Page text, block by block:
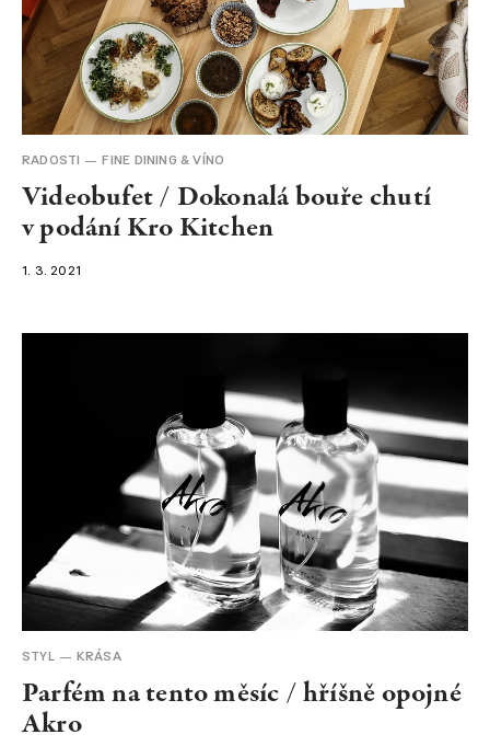
RADOSTI FINE DINING & VÍNO
Videobufet / Dokonalá bouře chutí
v podání Kro Kitchen
1. 3. 2021
STYL KRÁSA
Parfém na tento měsíc / hříšně opojné
Akro